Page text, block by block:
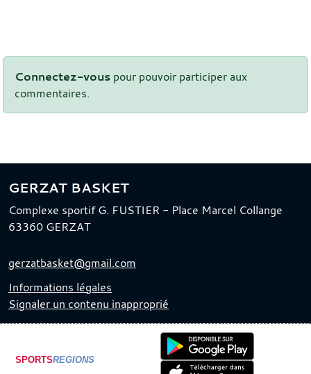
Connectez-vous pour pouvoir participer aux
commentaires.
GERZAT BASKET
Complexe sportif G. FUSTIER - Place Marcel Collange
63360 GERZAT
gerzatbasket@gmail.com
Informations légales
Signaler un contenu inapproprié
SPORTSREGIONS